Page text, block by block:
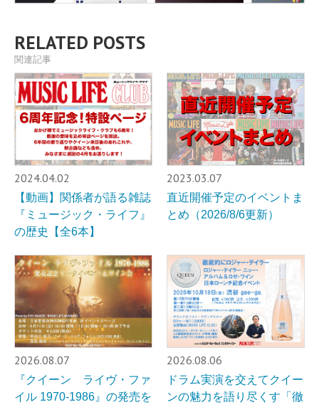
RELATED POSTS
関連記事
2024.04.02
【動画】関係者が語る雑誌
『ミュージック・ライフ』
の歴史【全6本】
2023.03.07
直近開催予定のイベントま
とめ（2026/8/6更新）
2026.08.07
『クイーン ライヴ・ファ
イル 1970-1986』の発売を
2026.08.06
ドラム実演を交えてクイー
ンの魅力を語り尽くす「徹